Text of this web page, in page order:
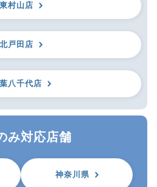
東村山店
北戸田店
八千代店
み対応店舗
神奈川県